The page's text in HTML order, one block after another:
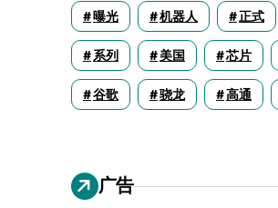
曝光 机器人 正式
系列 美国 芯片
谷歌 骁龙 高通
广告